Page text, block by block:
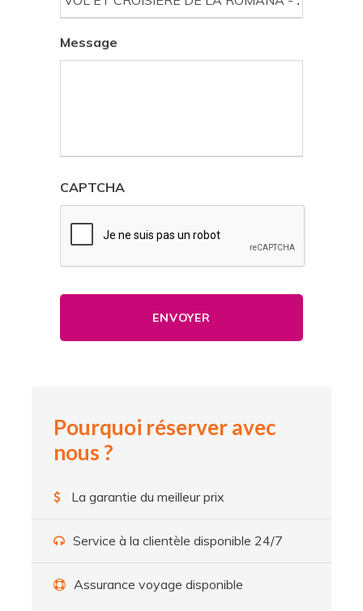
Message
CAPTCHA
Pourquoi réserver avec
nous ?
La garantie du meilleur prix
Service à la clientèle disponible 24/7
Assurance voyage disponible